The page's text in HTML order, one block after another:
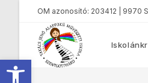
Eszköztár
OM azonosító: 203412 | 9970